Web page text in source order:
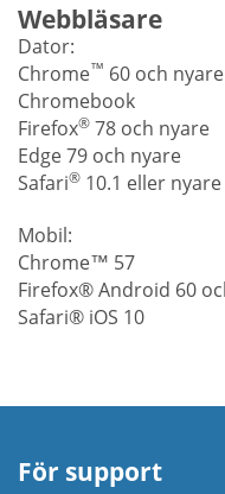
Webbläsare
Dator:
Chrome™ 60 och nyare
Chromebook
Firefox® 78 och nyare
Edge 79 och nyare
Safari® 10.1 eller nyare
Mobil:
Chrome™ 57
Firefox® Android 60
Safari® iOS 10
För support